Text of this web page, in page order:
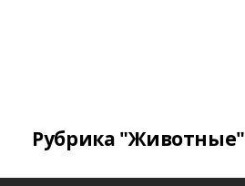
Рубрика "Животные"